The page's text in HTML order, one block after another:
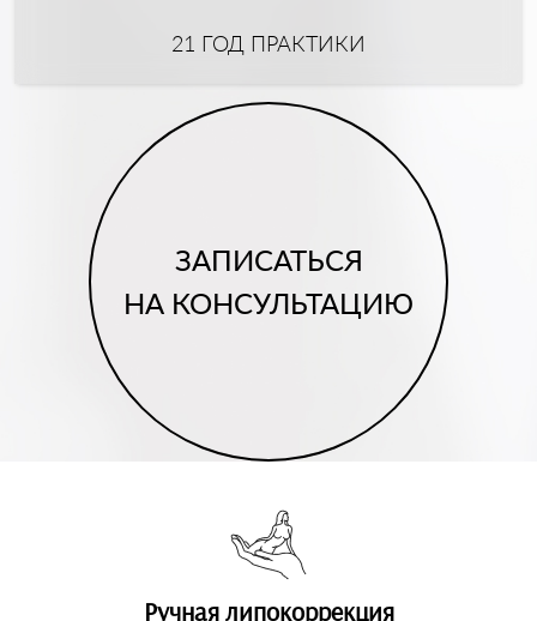
21 ГОД ПРАКТИКИ
ЗАПИСАТЬСЯ
НА КОНСУЛЬТАЦИЮ
Ручная липокоррекция